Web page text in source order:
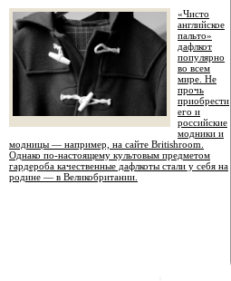
«Чисто
английское
пальто»
дафлкот
популярно
во всем
мире. Не
прочь
приобрести
его и
российские
модники и
модницы — например, на сайте Britishroom.
Однако по-настоящему культовым предметом
гардероба качественные дафлкоты стали у себя на
родине — в Великобритании.